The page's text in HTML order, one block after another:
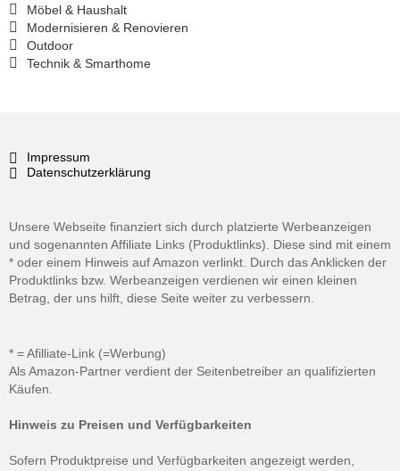
Möbel & Haushalt
Modernisieren & Renovieren
Outdoor
Technik & Smarthome
Impressum
Datenschutzerklärung
Unsere Webseite finanziert sich durch platzierte Werbeanzeigen
und sogenannten Affiliate Links (Produktlinks). Diese sind mit einem
* oder einem Hinweis auf Amazon verlinkt. Durch das Anklicken der
Produktlinks bzw. Werbeanzeigen verdienen wir einen kleinen
Betrag, der uns hilft, diese Seite weiter zu verbessern.
* = Afilliate-Link (=Werbung)
Als Amazon-Partner verdient der Seitenbetreiber an qualifizierten
Käufen.
Hinweis zu Preisen und Verfügbarkeiten
Sofern Produktpreise und Verfügbarkeiten angezeigt werden,